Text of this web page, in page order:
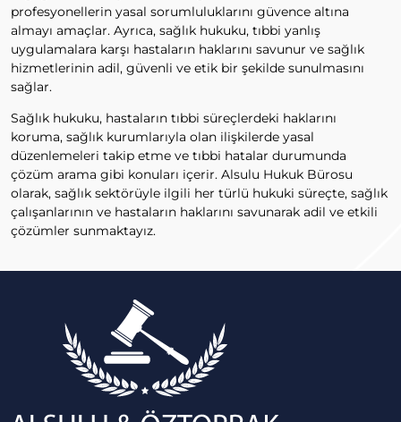
profesyonellerin yasal sorumluluklarını güvence altına
almayı amaçlar. Ayrıca, sağlık hukuku, tıbbi yanlış
uygulamalara karşı hastaların haklarını savunur ve sağlık
hizmetlerinin adil, güvenli ve etik bir şekilde sunulmasını
sağlar.
Sağlık hukuku, hastaların tıbbi süreçlerdeki haklarını
koruma, sağlık kurumlarıyla olan ilişkilerde yasal
düzenlemeleri takip etme ve tıbbi hatalar durumunda
çözüm arama gibi konuları içerir. Alsulu Hukuk Bürosu
olarak, sağlık sektörüyle ilgili her türlü hukuki süreçte, sağlık
çalışanlarının ve hastaların haklarını savunarak adil ve etkili
çözümler sunmaktayız.